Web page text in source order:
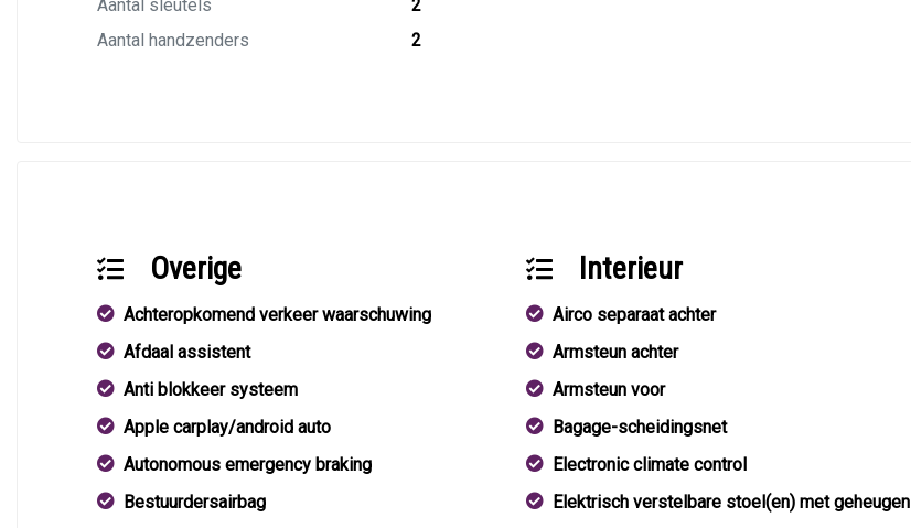
Aantal sleutels
2
Aantal handzenders
2
Overige
Achteropkomend verkeer waarschuwing
Afdaal assistent
Anti blokkeer systeem
Apple carplay/android auto
Autonomous emergency braking
Bestuurdersairbag
Interieur
Airco separaat achter
Armsteun achter
Armsteun voor
Bagage-scheidingsnet
Electronic climate control
Elektrisch verstelbare stoel(en) met geheugen